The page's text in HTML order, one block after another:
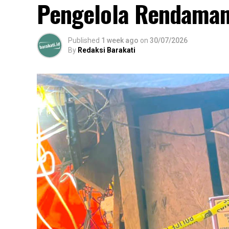
Pengelola
Published 1 week ago on 30/07/2026
By Redaksi Barakati